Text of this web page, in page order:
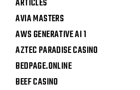
ARTICLES
AVIA MASTERS
AWS GENERATIVE AI 1
AZTEC PARADISE CASINO
BEDPAGE.ONLINE
BEEF CASINO